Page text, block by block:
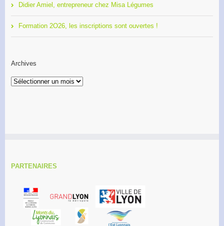
Didier Amiel, entrepreneur chez Misa Légumes
Formation 2O26, les inscriptions sont ouvertes !
Archives
Archives
PARTENAIRES